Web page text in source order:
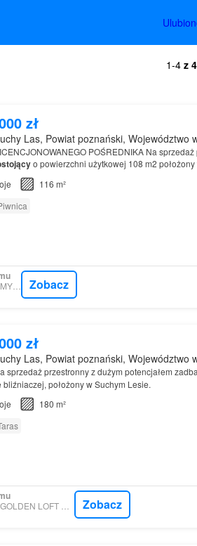
1-4 z
zł
Las, Powiat poznański, Województwo
POŚREDNIKA Na
o powierzchni użytkowej 108 m2
116 m²
GRATKA - MYSPOT Zobacz
zł
Las, Powiat poznański, Województwo
sprzedaż przestronny z dużym potencjałem
położony w Suchym Lesie.
180 m²
GRATKA - GOLDEN LOFT NIERUCHOMOŚCI Zobacz